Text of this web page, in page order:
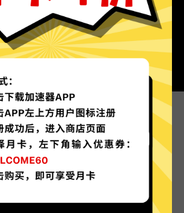
选择Snap加速器?
器地区选择
器现已拥有超多加速服务器节点，并且